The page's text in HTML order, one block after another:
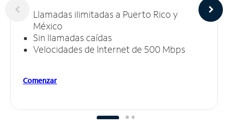
Llamadas ilimitadas a Puerto Rico y
México
Sin llamadas caídas
Velocidades de Internet de 500 Mbps
Comenzar